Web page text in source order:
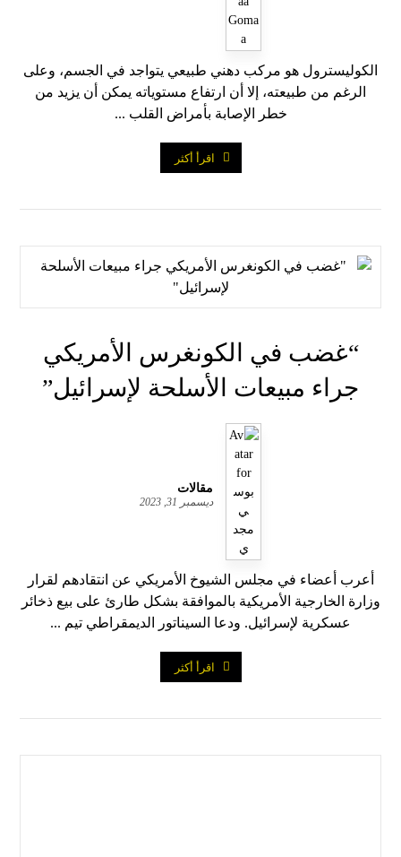
الكوليسترول هو مركب دهني طبيعي يتواجد في الجسم، وعلى
الرغم من طبيعته، إلا أن ارتفاع مستوياته يمكن أن يزيد من
خطر الإصابة بأمراض القلب ...
اقرأ أكثر
“غضب في الكونغرس الأمريكي
جراء مبيعات الأسلحة لإسرائيل”
مقالات
ديسمبر 31, 2023
أعرب أعضاء في مجلس الشيوخ الأمريكي عن انتقادهم لقرار
وزارة الخارجية الأمريكية بالموافقة بشكل طارئ على بيع ذخائر
عسكرية لإسرائيل. ودعا السيناتور الديمقراطي تيم ...
اقرأ أكثر